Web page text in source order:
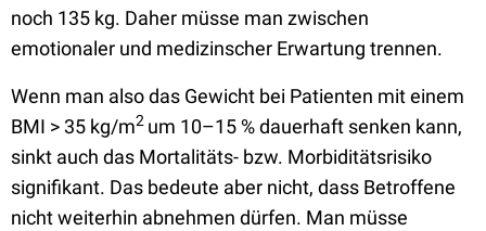
noch 135 kg. Daher müsse man zwischen
emotionaler und medizinscher Erwartung trennen.
Wenn man also das Gewicht bei Patienten mit einem
BMI > 35 kg/m2 um 10–15 % dauerhaft senken kann,
sinkt auch das Mortalitäts- bzw. Morbiditätsrisiko
signifikant. Das bedeute aber nicht, dass Betroffene
nicht weiterhin abnehmen dürfen. Man müsse